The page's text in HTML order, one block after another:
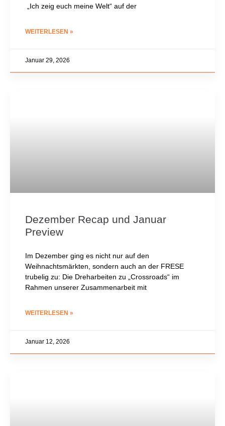
„Ich zeig euch meine Welt“ auf der
WEITERLESEN »
Januar 29, 2026
Dezember Recap und Januar
Preview
Im Dezember ging es nicht nur auf den
Weihnachtsmärkten, sondern auch an der FRESE
trubelig zu: Die Dreharbeiten zu „Crossroads“ im
Rahmen unserer Zusammenarbeit mit
WEITERLESEN »
Januar 12, 2026